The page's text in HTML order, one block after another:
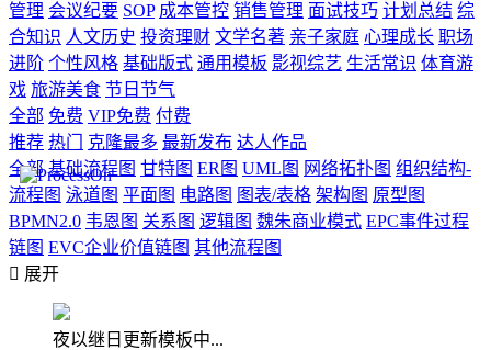
管理 会议纪要 SOP 成本管控 销售管理 面试技巧 计划总结 综
合知识 人文历史 投资理财 文学名著 亲子家庭 心理成长 职场
进阶 个性风格 基础版式 通用模板 影视综艺 生活常识 体育游
戏 旅游美食 节日节气
全部 免费 VIP免费 付费
推荐 热门 克隆最多 最新发布 达人作品
全部 基础流程图 甘特图 ER图 UML图 网络拓扑图 组织结构-
流程图 泳道图 平面图 电路图 图表/表格 架构图 原型图
BPMN2.0 韦恩图 关系图 逻辑图 魏朱商业模式 EPC事件过程
链图 EVC企业价值链图 其他流程图
 展开
夜以继日更新模板中...